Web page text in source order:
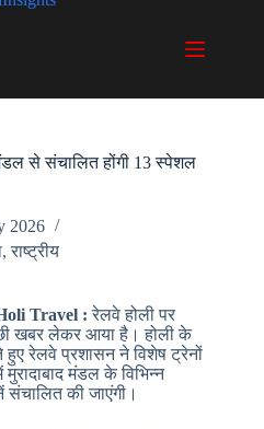
से संचालित होंगी 13 स्पेशल
2026
,राष्ट्रीय
Travel : रेलवे होली पर
खबर लेकर आया है। होली के
रेलवे प्रशासन ने विशेष ट्रेनों
मंडल के विभिन्न
की जाएंगी।